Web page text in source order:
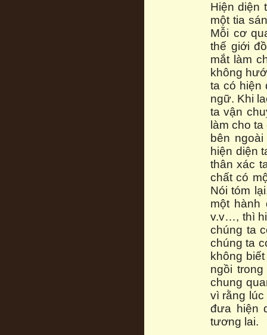
Hiện diện
một tia
Mỗi cơ
thế giới
mắt làm
không
ta có hiện
ngữ. Khi
ta vận
làm cho
bên
hiện diện
thân xác
chất có
Nói tóm
một hành
v.v…, thì
chúng ta
chúng ta
không
ngồi
chung
vì rằng
đưa hiện
tương lai.